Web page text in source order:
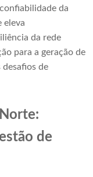
da
eleva
da rede
para a geração de
desafios de
de